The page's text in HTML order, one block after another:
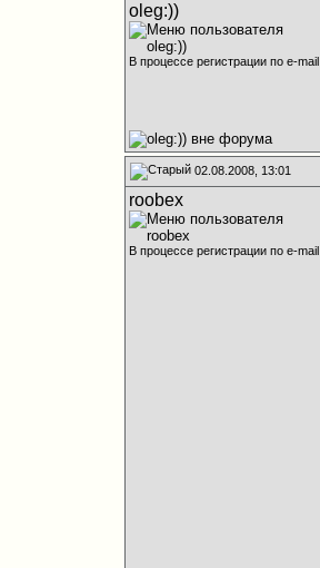
oleg:))
В процессе регистрации по e-mail
02.08.2008, 13:01
roobex
В процессе регистрации по e-mail